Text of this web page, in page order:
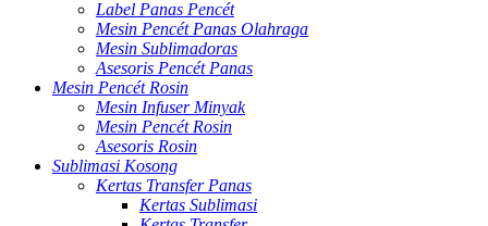
Label Panas Pencét
Mesin Pencét Panas Olahraga
Mesin Sublimadoras
Asesoris Pencét Panas
Mesin Pencét Rosin
Mesin Infuser Minyak
Mesin Pencét Rosin
Asesoris Rosin
Sublimasi Kosong
Kertas Transfer Panas
Kertas Sublimasi